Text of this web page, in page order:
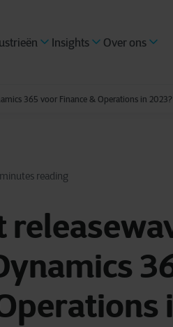
Insights Over ons
365 voor Finance & Operations in 2023?
reading